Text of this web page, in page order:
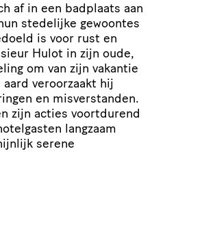
af in een badplaats aan
stedelijke gewoontes
is voor rust en
Hulot in zijn oude,
om van zijn vakantie
veroorzaakt hij
en misverstanden.
zijn acties voortdurend
langzaam
serene